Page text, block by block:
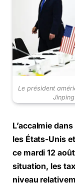
Le président
L’accalmie
les États-Unis
ce mardi 12
situation, les
niveau